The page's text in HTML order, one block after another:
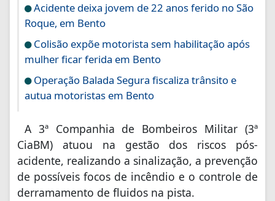
Acidente deixa jovem de 22 anos ferido no São
Roque, em Bento
Colisão expõe motorista sem habilitação após
mulher ficar ferida em Bento
Operação Balada Segura fiscaliza trânsito e
autua motoristas em Bento
A 3ª Companhia de Bombeiros Militar (3ª
CiaBM) atuou na gestão dos riscos pós-
acidente, realizando a sinalização, a prevenção
de possíveis focos de incêndio e o controle de
derramamento de fluidos na pista.